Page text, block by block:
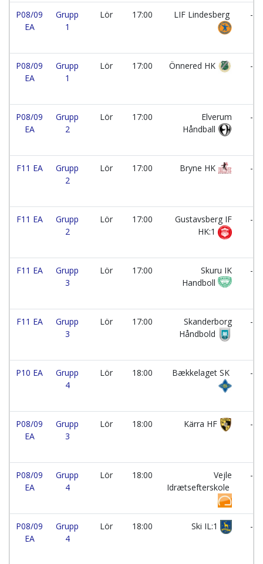
P08/09
EA
Grupp
1
Lör 17:00 LIF Lindesberg -
P08/09
EA
Grupp
1
Lör 17:00 Önnered HK -
P08/09
EA
Grupp
2
Lör 17:00
Elverum
Håndball
-
F11 EA
Grupp
2
Lör 17:00 Bryne HK -
F11 EA
Grupp
2
Lör 17:00
Gustavsberg IF
HK:1
-
F11 EA
Grupp
3
Lör 17:00
Skuru IK
Handboll
-
F11 EA
Grupp
3
Lör 17:00
Skanderborg
Håndbold
-
P10 EA
Grupp
4
Lör 18:00 Bækkelaget SK -
P08/09
EA
Grupp
3
Lör 18:00 Kärra HF -
P08/09
EA
Grupp
4
Lör 18:00
Vejle
Idrætsefterskole
-
P08/09
EA
Grupp
4
Lör 18:00 Ski IL:1 -